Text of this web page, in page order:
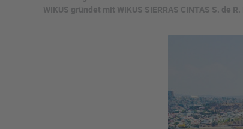
WIKUS gründet mit WIKUS SIERRAS CINTAS S. de